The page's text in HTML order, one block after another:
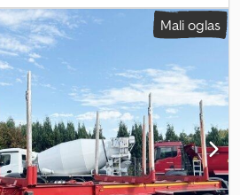
gume:315 / 60 R 22,5, sledeća
, kočnice:VEB (Kombinat državnih
kabina za spavanje
Euro 6 , suspencija: vazduh
, ukupna
širina:40.000 mm
, ukupna visina:
, dimenzija prednje gume:
gume:316 / 60 R 22,5, broj
blokada, grejač za parkiranje,
Stacionarni klima uređaj, ASR, radna
za mobilni telefon, spoljašnji
Mali oglas